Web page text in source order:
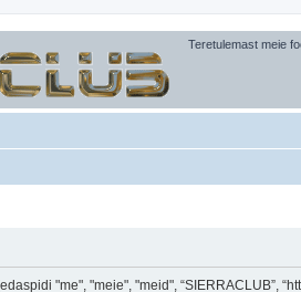
Teretulemast meie
"me", "meie", "meid", “SIERRACLUB”,